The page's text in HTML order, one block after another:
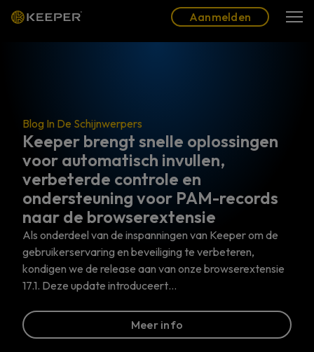
Aanmelden
Blog In De Schijnwerpers
Keeper brengt snelle oplossingen
voor automatisch invullen,
verbeterde controle en
ondersteuning voor PAM-records
naar de browserextensie
Als onderdeel van de inspanningen van Keeper om de
gebruikerservaring en beveiliging te verbeteren,
kondigen we de release aan van onze browserextensie
17.1. Deze update introduceert…
Meer info